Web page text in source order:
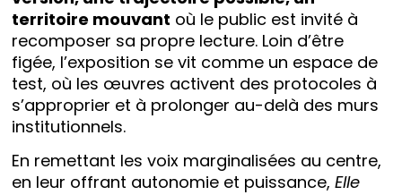
territoire mouvant où le public est invité à
recomposer sa propre lecture. Loin d’être
figée, l’exposition se vit comme un espace de
test, où les œuvres activent des protocoles à
s’approprier et à prolonger au-delà des murs
institutionnels.
En remettant les voix marginalisées au centre,
en leur offrant autonomie et puissance,Elle